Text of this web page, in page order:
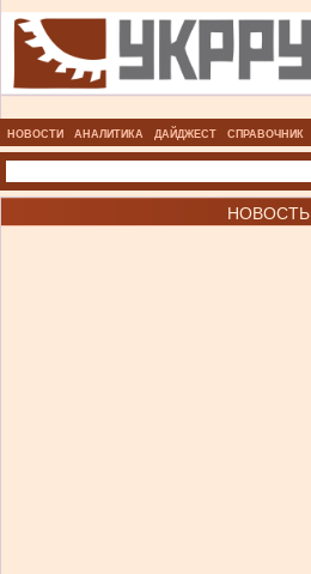
НОВОСТИ АНАЛИТИКА ДАЙДЖЕСТ СПРАВОЧНИК
НОВОСТЬ